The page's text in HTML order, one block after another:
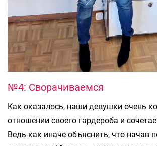
№4: Сворачиваемся
Как оказалось, наши девушки очень
отношении своего гардероба и
Ведь как иначе объяснить, что начав